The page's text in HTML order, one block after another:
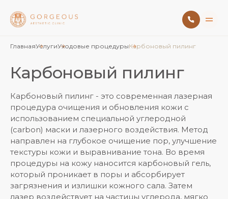
ГлавнаяУслугиУходовые процедурыКарбоновый пилинг
Карбоновый пилинг
Карбоновый пилинг - это современная лазерная
процедура очищения и обновления кожи с
использованием специальной углеродной
(carbon) маски и лазерного воздействия. Метод
направлен на глубокое очищение пор, улучшение
текстуры кожи и выравнивание тона. Во время
процедуры на кожу наносится карбоновый гель,
который проникает в поры и абсорбирует
загрязнения и излишки кожного сала. Затем
лазер воздействует на частицы углерода, мягко